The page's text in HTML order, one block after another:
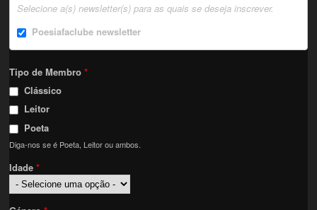
Selecione a(s) newsletter(s) para as quais se deseja inscrever.
Poesiafaclube newsletter
Tipo de Membro*
Clássico
Leitor
Poeta
Diga-nos se é Poeta, Leitor ou ambos.
Idade*